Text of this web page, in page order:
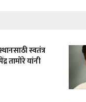
स्वतंत्र
तामोरे यांनी